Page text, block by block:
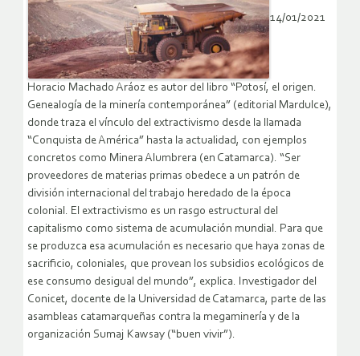
14/01/2021
Horacio Machado Aráoz es autor del libro “Potosí, el origen.
Genealogía de la minería contemporánea” (editorial Mardulce),
donde traza el vínculo del extractivismo desde la llamada
“Conquista de América” hasta la actualidad, con ejemplos
concretos como Minera Alumbrera (en Catamarca). “Ser
proveedores de materias primas obedece a un patrón de
división internacional del trabajo heredado de la época
colonial. El extractivismo es un rasgo estructural del
capitalismo como sistema de acumulación mundial. Para que
se produzca esa acumulación es necesario que haya zonas de
sacrificio, coloniales, que provean los subsidios ecológicos de
ese consumo desigual del mundo”, explica. Investigador del
Conicet, docente de la Universidad de Catamarca, parte de las
asambleas catamarqueñas contra la megaminería y de la
organización Sumaj Kawsay (“buen vivir”).